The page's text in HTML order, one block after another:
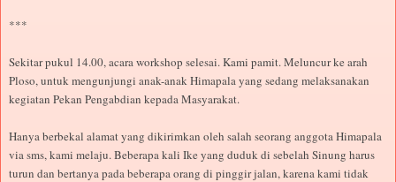
***
Sekitar pukul 14.00, acara workshop selesai. Kami pamit. Meluncur ke arah
Ploso, untuk mengunjungi anak-anak Himapala yang sedang melaksanakan
kegiatan Pekan Pengabdian kepada Masyarakat.
Hanya berbekal alamat yang dikirimkan oleh salah seorang anggota Himapala
via sms, kami melaju. Beberapa kali Ike yang duduk di sebelah Sinung harus
turun dan bertanya pada beberapa orang di pinggir jalan, karena kami tidak